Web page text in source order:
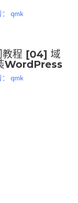
qmk
程 [04] 域
WordPress
qmk